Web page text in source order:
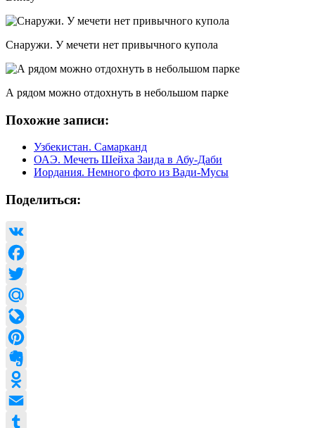
Снаружи. У мечети нет привычного купола
А рядом можно отдохнуть в небольшом парке
Похожие записи:
Узбекистан. Самарканд
ОАЭ. Мечеть Шейха Заида в Абу-Даби
Иордания. Немного фото из Вади-Мусы
Поделиться:
VK
Facebook
Twitter
Mail.Ru
LiveJournal
Pinterest
Evernote
Odnoklassniki
Email